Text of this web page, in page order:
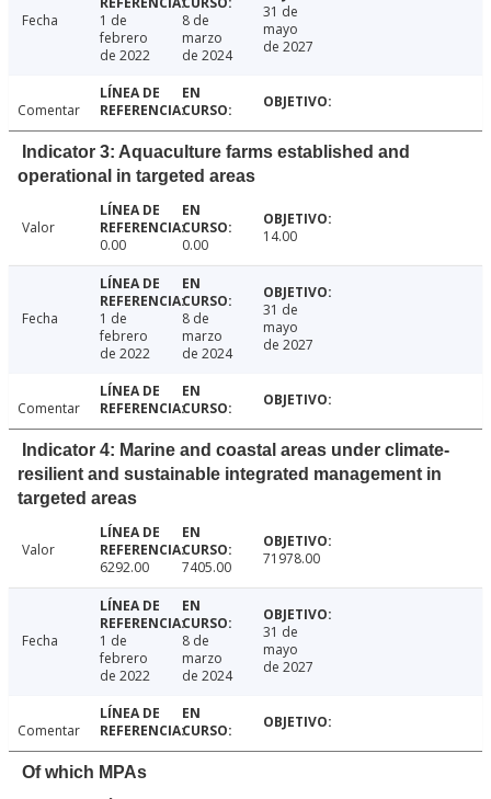
Fecha
1 de
febrero
de 2022
8 de
marzo
de 2024
31 de
mayo
de 2027
Comentar
Indicator 3: Aquaculture farms established and
operational in targeted areas
Valor
0.00
0.00 14.00
Fecha
1 de
febrero
de 2022
8 de
marzo
de 2024
31 de
mayo
de 2027
Comentar
Indicator 4: Marine and coastal areas under climate-
resilient and sustainable integrated management in
targeted areas
Valor
6292.00
7405.00 71978.00
Fecha
1 de
febrero
de 2022
8 de
marzo
de 2024
31 de
mayo
de 2027
Comentar
Of which MPAs